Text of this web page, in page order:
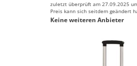
zuletzt überprüft am 27.09.2025
Preis kann sich seitdem geändert
Keine weiteren Anbieter